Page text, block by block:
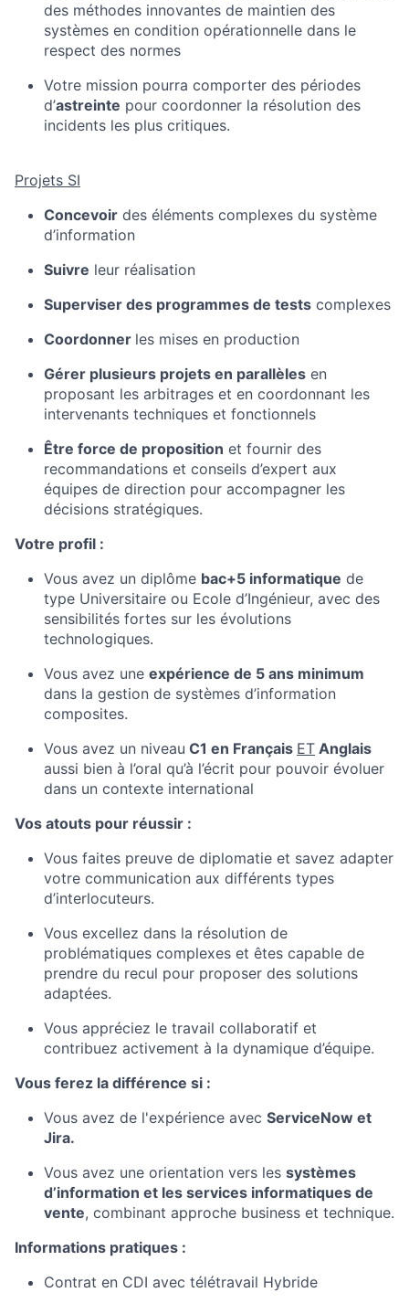
des méthodes innovantes de maintien des
systèmes en condition opérationnelle dans le
respect des normes
Votre mission pourra comporter des périodes
d’astreinte pour coordonner la résolution des
incidents les plus critiques.
Projets SI
Concevoir des éléments complexes du système
d’information
Suivre leur réalisation
Superviser des programmes de tests complexes
Coordonner les mises en production
Gérer plusieurs projets en parallèles en
proposant les arbitrages et en coordonnant les
intervenants techniques et fonctionnels
Être force de proposition et fournir des
recommandations et conseils d’expert aux
équipes de direction pour accompagner les
décisions stratégiques.
Votre profil :
Vous avez un diplôme bac+5 informatique de
type Universitaire ou Ecole d’Ingénieur, avec des
sensibilités fortes sur les évolutions
technologiques.
Vous avez une expérience de 5 ans minimum
dans la gestion de systèmes d’information
composites.
Vous avez un niveau C1 en Français ET Anglais
aussi bien à l’oral qu’à l’écrit pour pouvoir évoluer
dans un contexte international
Vos atouts pour réussir :
Vous faites preuve de diplomatie et savez adapter
votre communication aux différents types
d’interlocuteurs.
Vous excellez dans la résolution de
problématiques complexes et êtes capable de
prendre du recul pour proposer des solutions
adaptées.
Vous appréciez le travail collaboratif et
contribuez activement à la dynamique d’équipe.
Vous ferez la différence si :
Vous avez de l'expérience avec ServiceNow et
Jira.
Vous avez une orientation vers les systèmes
d’information et les services informatiques de
vente, combinant approche business et technique.
Informations pratiques :
Contrat en CDI avec télétravail Hybride